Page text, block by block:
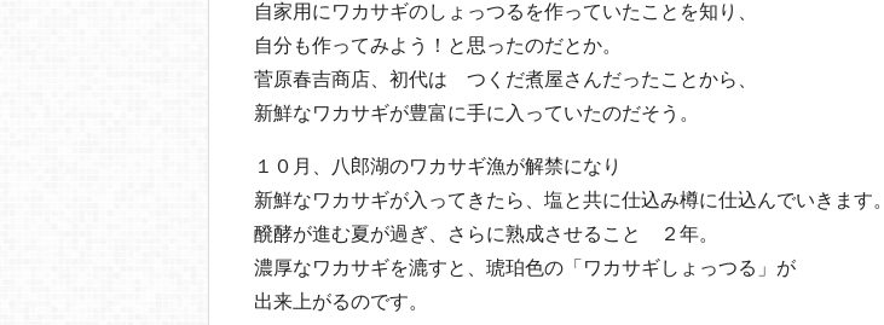
自家用にワカサギのしょっつるを作っていたことを知り、
自分も作ってみよう！と思ったのだとか。
菅原春吉商店、初代は つくだ煮屋さんだったことから、
新鮮なワカサギが豊富に手に入っていたのだそう。
１０月、八郎湖のワカサギ漁が解禁になり
新鮮なワカサギが入ってきたら、塩と共に仕込み樽に仕込んでいきます。
醗酵が進む夏が過ぎ、さらに熟成させること ２年。
濃厚なワカサギを漉すと、琥珀色の「ワカサギしょっつる」が
出来上がるのです。